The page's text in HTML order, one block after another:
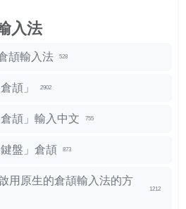
入法
頡輸入法 528
頡」 2902
頡」輸入中文 755
盤」倉頡 873
用原生的倉頡輸入法的方
1212